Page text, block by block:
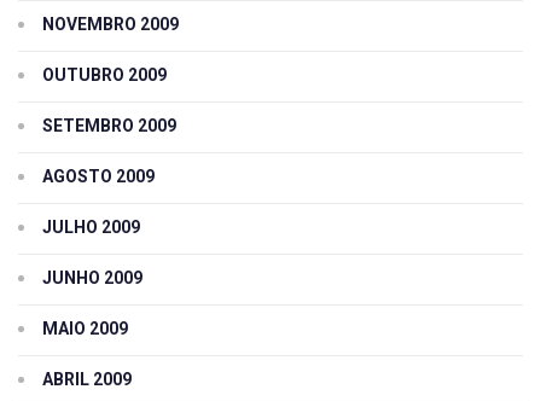
NOVEMBRO 2009
OUTUBRO 2009
SETEMBRO 2009
AGOSTO 2009
JULHO 2009
JUNHO 2009
MAIO 2009
ABRIL 2009